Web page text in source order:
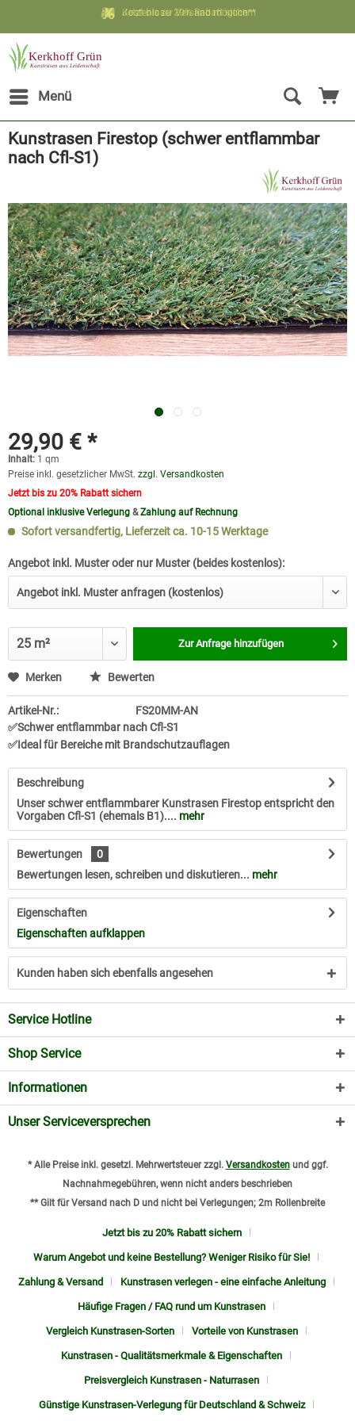
Jetzt bis zu 20% Rabatt sichern
Kostenloser Versand möglich**
Menü
Kunstrasen Firestop (schwer entflammbar
nach Cfl-S1)
29,90 € *
Inhalt: 1 qm
Preise inkl. gesetzlicher MwSt. zzgl. Versandkosten
Jetzt bis zu 20% Rabatt sichern
Optional inklusive Verlegung &Zahlung auf Rechnung
Sofort versandfertig, Lieferzeit ca. 10-15 Werktage
Angebot inkl. Muster oder nur Muster (beides kostenlos):
Zur Anfrage hinzufügen
Merken Bewerten
Artikel-Nr.:
FS20MM-AN
✅Schwer entflammbar nach Cfl-S1
✅Ideal für Bereiche mit Brandschutzauflagen
Beschreibung
Unser schwer entflammbarer Kunstrasen Firestop entspricht den
Vorgaben Cfl-S1 (ehemals B1).... mehr
Bewertungen
0
Bewertungen lesen, schreiben und diskutieren... mehr
Eigenschaften
Eigenschaften aufklappen
Kunden haben sich ebenfalls angesehen
Service Hotline
Shop Service
Informationen
Unser Serviceversprechen
* Alle Preise inkl. gesetzl. Mehrwertsteuer zzgl. Versandkostenund ggf.
Nachnahmegebühren, wenn nicht anders beschrieben
** Gilt für Versand nach D und nicht bei Verlegungen; 2m Rollenbreite
Jetzt bis zu 20% Rabatt sichern
Warum Angebot und keine Bestellung? Weniger Risiko für Sie!
Zahlung & Versand Kunstrasen verlegen - eine einfache Anleitung
Häufige Fragen / FAQ rund um Kunstrasen
Vergleich Kunstrasen-Sorten Vorteile von Kunstrasen
Kunstrasen - Qualitätsmerkmale & Eigenschaften
Preisvergleich Kunstrasen - Naturrasen
Günstige Kunstrasen-Verlegung für Deutschland & Schweiz